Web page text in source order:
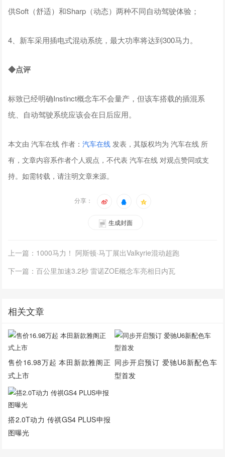
供Soft（舒适）和Sharp（动态）两种不同自动驾驶体验；
4、新车采用插电式混动系统，最大功率将达到300马力。
◆点评
标致已经明确Instinct概念车不会量产，但该车搭载的插混系
统、自动驾驶系统应该会在日后应用。
本文由 汽车在线 作者：汽车在线 发表，其版权均为 汽车在线 所
有，文章内容系作者个人观点，不代表 汽车在线 对观点赞同或支
持。如需转载，请注明文章来源。
分享：
生成封面
上一篇：1000马力！ 阿斯顿·马丁展出Valkyrie混动超跑
下一篇：百公里加速3.2秒 雷诺ZOE概念车亮相日内瓦
相关文章
售价16.98万起 本田新款雅阁正
式上市
同步开启预订 爱驰U6新配色车
型首发
搭2.0T动力 传祺GS4 PLUS申报
图曝光